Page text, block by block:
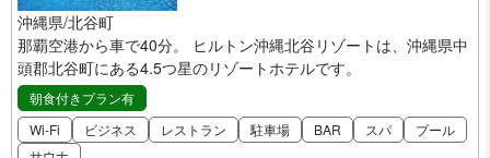
沖縄県/北谷町
那覇空港から車で40分。 ヒルトン沖縄北谷リゾートは、沖縄県中
頭郡北谷町にある4.5つ星のリゾートホテルです。
朝食付きプラン有
Wi-Fi
ビジネス レストラン 駐車場 BAR スパ
プール